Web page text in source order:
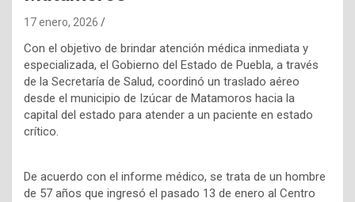
17 enero, 2026
Con el objetivo de brindar atención médica inmediata y
especializada, el Gobierno del Estado de Puebla, a través
de la Secretaría de Salud, coordinó un traslado aéreo
desde el municipio de Izúcar de Matamoros hacia la
capital del estado para atender a un paciente en estado
crítico.
De acuerdo con el informe médico, se trata de un hombre
de 57 años que ingresó el pasado 13 de enero al Centro